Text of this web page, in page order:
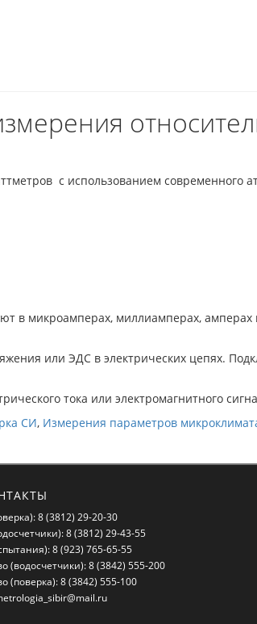
с использованием современного
в микроамперах, миллиамперах, амперах
или ЭДС в электрических цепях.
тока или электромагнитного
СИ, Измерения параметров
8 (3812) 29-20-30
8 (3812) 29-43-55
8 (923) 765-65-55
(водосчетчики): 8 (3842) 555-200
(поверка): 8 (3842) 555-100